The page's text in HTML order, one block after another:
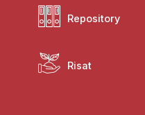
Repository
Risat